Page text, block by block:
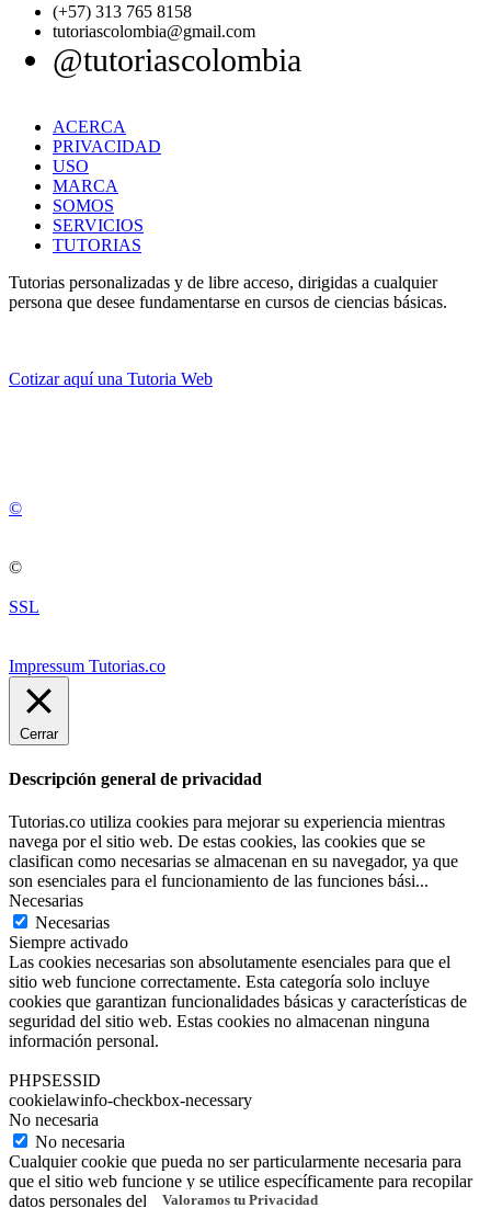
(+57) 313 765 8158
tutoriascolombia@gmail.com
@tutoriascolombia
ACERCA
PRIVACIDAD
USO
MARCA
SOMOS
SERVICIOS
TUTORIAS
Tutorias personalizadas y de libre acceso, dirigidas a cualquier
persona que desee fundamentarse en cursos de ciencias básicas.
Cotizar aquí una Tutoria Web
©
©
SSL
Impressum Tutorias.co
Valoramos tu Privacidad
Cerrar
Descripción general de privacidad
Tutorias.co utiliza cookies para mejorar su experiencia mientras
navega por el sitio web. De estas cookies, las cookies que se
clasifican como necesarias se almacenan en su navegador, ya que
son esenciales para el funcionamiento de las funciones bási...
Necesarias
Necesarias
Siempre activado
Las cookies necesarias son absolutamente esenciales para que el
sitio web funcione correctamente. Esta categoría solo incluye
cookies que garantizan funcionalidades básicas y características de
seguridad del sitio web. Estas cookies no almacenan ninguna
información personal.
PHPSESSID
cookielawinfo-checkbox-necessary
No necesaria
No necesaria
Cualquier cookie que pueda no ser particularmente necesaria para
que el sitio web funcione y se utilice específicamente para recopilar
datos personales del usuario a través de análisis, anuncios y otros